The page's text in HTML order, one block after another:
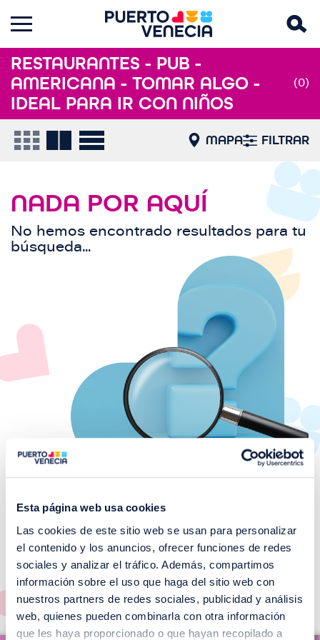
Esta página web usa cookies
Las cookies de este sitio web se usan para personalizar
el contenido y los anuncios, ofrecer funciones de redes
sociales y analizar el tráfico. Además, compartimos
información sobre el uso que haga del sitio web con
nuestros partners de redes sociales, publicidad y análisis
web, quienes pueden combinarla con otra información
que les haya proporcionado o que hayan recopilado a
RESTAURANTES - PUB -
AMERICANA - TOMAR ALGO -
IDEAL PARA IR CON NIÑOS
(0)
MAPA FILTRAR
NADA POR AQUÍ
No hemos encontrado resultados para tu
búsqueda...
¡No te pierdas nuestros
EVENTOS!
Ver todos >